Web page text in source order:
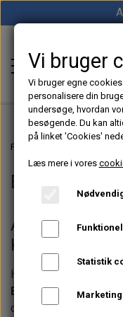
1852
Forside
Eberspächer
Alt til
Komfort og
Hos Shop12volt.dk
Eberspächer oliefyr
om du skal installere
Vi bruger
Vi bruger egne
personalisere din
undersøge, hvordan
besøgende. Du kan
på linket 'Cookies'
Læs mere i vores
Statistik